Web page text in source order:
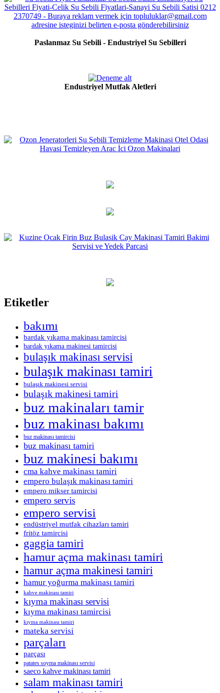
Paslanmaz Su Sebili - Endustriyel Su Sebilleri
Endustriyel Mutfak Aletleri
Etiketler
bakımı
bardak yıkama makinası tamircisi
bardak yıkama makinesi tamircisi
bulaşık makinası servisi
bulaşık makinası tamiri
bulaşık makinesi servisi
bulaşık makinesi tamiri
buz makinaları tamir
buz makinası bakımı
buz makinası tamircisi
buz makinası tamiri
buz makinesi bakımı
cma kahve makinası tamiri
empero bulaşık makinası tamiri
empero mikser tamircisi
empero servis
empero servisi
endüstriyel mutfak cihazları tamiri
fritöz tamircisi
gaggia tamiri
hamur açma makinası tamiri
hamur açma makinesi tamiri
hamur yoğurma makinası tamiri
kahve makinası tamiri
kıyma makinası servisi
kıyma makinası tamircisi
kıyma makinası tamiri
mateka servisi
parçaları
parçası
patates soyma makinası servisi
saeco kahve makinası tamiri
salam makinası tamiri